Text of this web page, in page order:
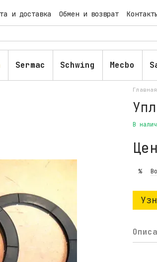
и доставка Обмен и возврат
Публичная оферта Блог
Sermac Schwing Mecbo
Главная
В
%